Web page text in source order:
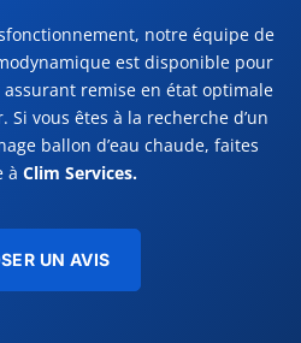
notre équipe de
est disponible pour
remise en état optimale
vous êtes à la recherche d’un
ballon d’eau chaude, faites
à Clim Services.
UN AVIS